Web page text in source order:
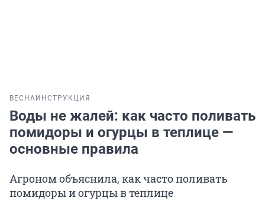
ВЕСНА ИНСТРУКЦИЯ
Воды не жалей: как часто поливать
помидоры и огурцы в теплице —
основные правила
Агроном объяснила, как часто поливать
помидоры и огурцы в теплице